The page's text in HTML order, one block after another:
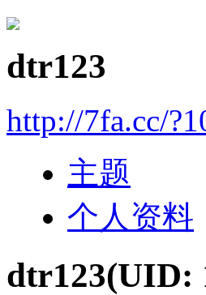
dtr123
http://7fa.cc/
主题
个人资料
dtr123(UID: